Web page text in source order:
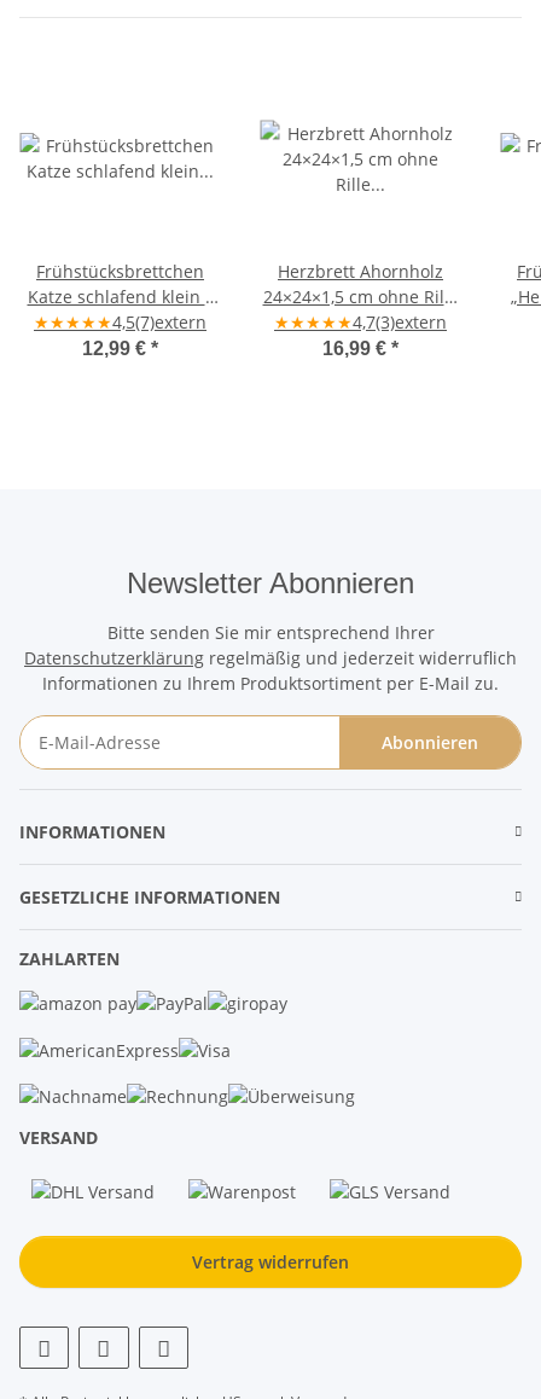
Frühstücksbrettchen
Katze schlafend klein –
Ahornholz
★★★★★4,5(7)extern
12,99 € *
Herzbrett Ahornholz
24×24×1,5 cm ohne Rille
„Glück ist wenn das Herz
atmet" – handgefertigt
★★★★★4,7(3)extern
16,99 € *
Newsletter Abonnieren
Bitte senden Sie mir entsprechend Ihrer
Datenschutzerklärung regelmäßig und jederzeit widerruflich
Informationen zu Ihrem Produktsortiment per E-Mail zu.
Abonnieren
INFORMATIONEN
GESETZLICHE INFORMATIONEN
ZAHLARTEN
VERSAND
Vertrag widerrufen